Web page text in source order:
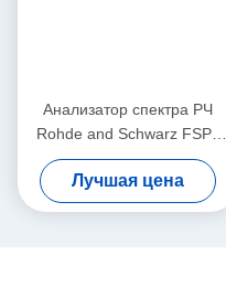
Анализатор спектра РЧ
Rohde and Schwarz FSP7
от 9 кГц до 7 ГГц,
настольный портативный, с
уровнем шума -155 дБм
Лучшая цена